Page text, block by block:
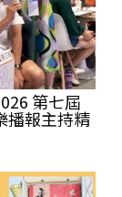
第七屆
播報主持精